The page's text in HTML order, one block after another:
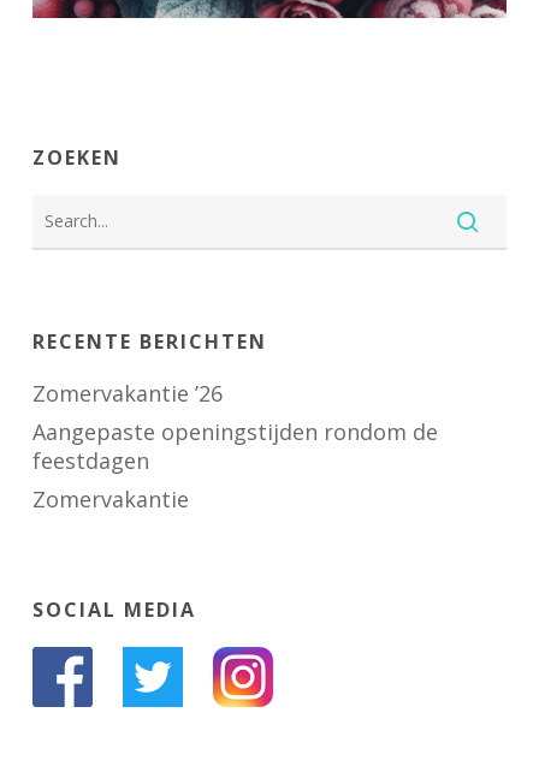
ZOEKEN
RECENTE BERICHTEN
Zomervakantie ’26
Aangepaste openingstijden rondom de
feestdagen
Zomervakantie
SOCIAL MEDIA